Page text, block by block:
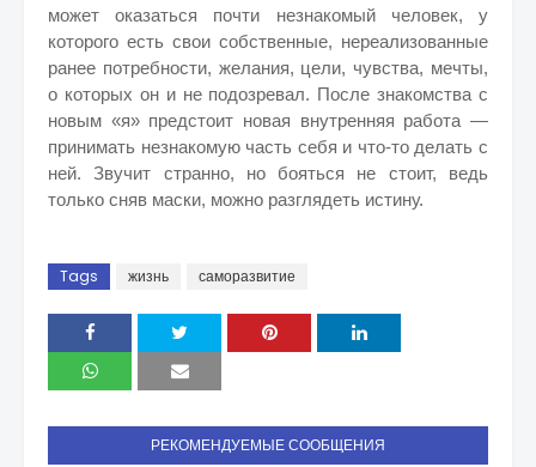
может оказаться почти незнакомый человек, у
которого есть свои собственные, нереализованные
ранее потребности, желания, цели, чувства, мечты,
о которых он и не подозревал. После знакомства с
новым «я» предстоит новая внутренняя работа —
принимать незнакомую часть себя и что-то делать с
ней. Звучит странно, но бояться не стоит, ведь
только сняв маски, можно разглядеть истину.
Tags жизнь саморазвитие
РЕКОМЕНДУЕМЫЕ СООБЩЕНИЯ